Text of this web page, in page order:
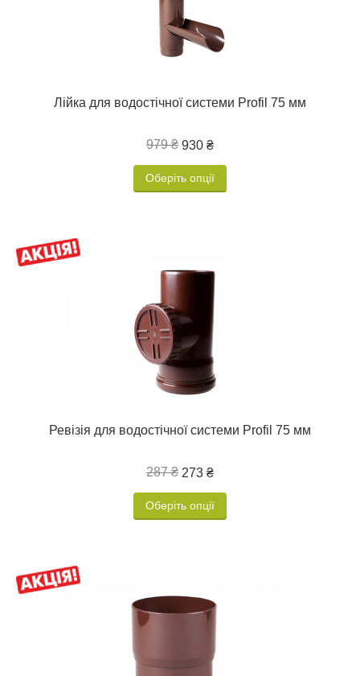
Лійка для водостічної системи Profil 75 мм
979 ₴ 930 ₴
Оберіть опції
Ревізія для водостічної системи Profil 75 мм
287 ₴ 273 ₴
Оберіть опції